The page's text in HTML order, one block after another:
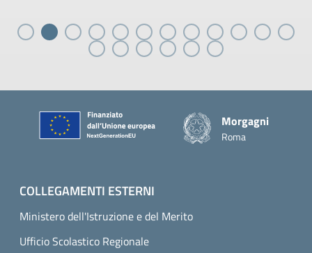
Piè di pagina
Morgagni
Roma
COLLEGAMENTI ESTERNI
Ministero dell'Istruzione e del Merito
Ufficio Scolastico Regionale